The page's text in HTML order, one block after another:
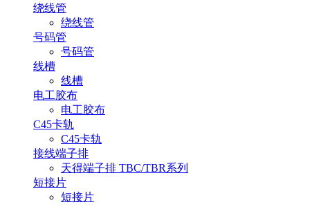
绕线管
绕线管
号码管
号码管
线槽
线槽
电工胶布
电工胶布
C45卡轨
C45卡轨
接线端子排
天得端子排 TBC/TBR系列
短接片
短接片